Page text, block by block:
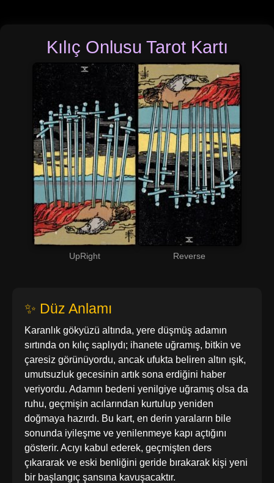
Kılıç Onlusu Tarot Kartı
UpRight Reverse
✨ Düz Anlamı
Karanlık gökyüzü altında, yere düşmüş adamın
sırtında on kılıç saplıydı; ihanete uğramış, bitkin ve
çaresiz görünüyordu, ancak ufukta beliren altın ışık,
umutsuzluk gecesinin artık sona erdiğini haber
veriyordu. Adamın bedeni yenilgiye uğramış olsa da
ruhu, geçmişin acılarından kurtulup yeniden
doğmaya hazırdı. Bu kart, en derin yaraların bile
sonunda iyileşme ve yenilenmeye kapı açtığını
gösterir. Acıyı kabul ederek, geçmişten ders
çıkararak ve eski benliğini geride bırakarak kişi yeni
bir başlangıç şansına kavuşacaktır.